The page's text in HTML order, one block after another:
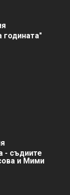
годината"
- съдиите
и Мими